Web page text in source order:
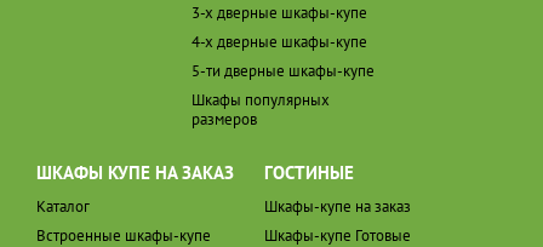
3-х дверные шкафы-купе
4-х дверные шкафы-купе
5-ти дверные шкафы-купе
Шкафы популярных
размеров
ШКАФЫ КУПЕ НА ЗАКАЗ
Каталог
Встроенные шкафы-купе
ГОСТИНЫЕ
Шкафы-купе на заказ
Шкафы-купе Готовые